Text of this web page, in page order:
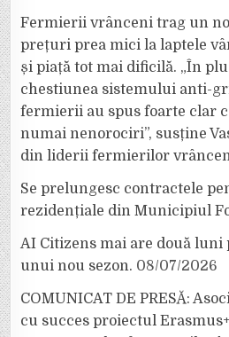
Fermierii vrânceni trag un
prețuri prea mici la laptele
și piață tot mai dificilă. „În
chestiunea sistemului anti-
fermierii au spus foarte clar
numai nenorociri”, susține
din liderii fermierilor
Se prelungesc contractele
rezidențiale din Municipiul
AI Citizens mai are două luni
unui nou sezon. 08/07/2026
COMUNICAT DE PRESĂ:
cu succes proiectul